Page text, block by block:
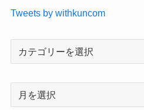
Tweets by withkuncom